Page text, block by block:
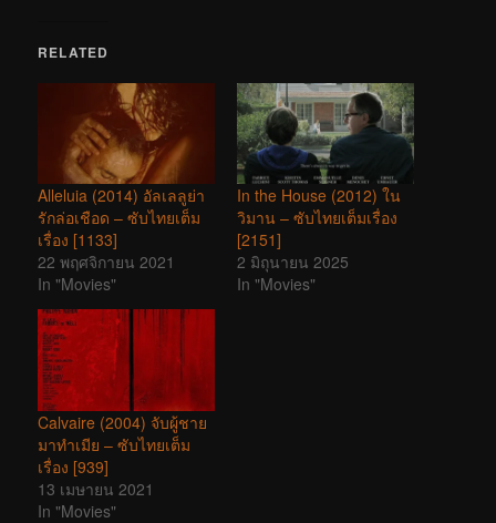
RELATED
Alleluia (2014) อัลเลลูย่า
รักล่อเชือด – ซับไทยเต็ม
เรื่อง [1133]
22 พฤศจิกายน 2021
In "Movies"
In the House (2012) ใน
วิมาน – ซับไทยเต็มเรื่อง
[2151]
2 มิถุนายน 2025
In "Movies"
Calvaire (2004) จับผู้ชาย
มาทำเมีย – ซับไทยเต็ม
เรื่อง [939]
13 เมษายน 2021
In "Movies"